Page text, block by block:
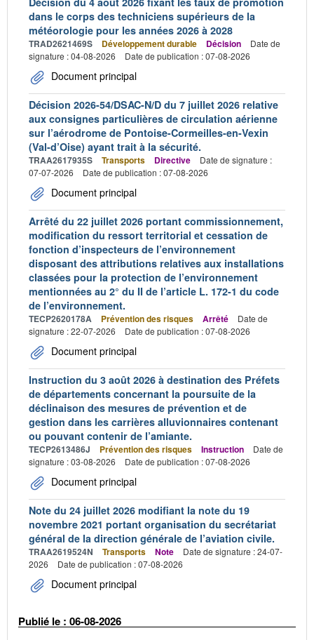
dans le corps des techniciens supérieurs de la
météorologie pour les années 2026 à 2028
TRAD2621469S Développement durable Décision
Date de
signature : 04-08-2026
Date de publication : 07-08-2026
Document principal
Décision 2026-54/DSAC-N/D du 7 juillet 2026 relative
aux consignes particulières de circulation aérienne
sur l’aérodrome de Pontoise-Cormeilles-en-Vexin
(Val-d’Oise) ayant trait à la sécurité.
TRAA2617935S Transports Directive
Date de signature :
07-07-2026
Date de publication : 07-08-2026
Document principal
Arrêté du 22 juillet 2026 portant commissionnement,
modification du ressort territorial et cessation de
fonction d’inspecteurs de l’environnement
disposant des attributions relatives aux installations
classées pour la protection de l’environnement
mentionnées au 2° du II de l’article L. 172-1 du code
de l’environnement.
TECP2620178A Prévention des risques Arrêté
Date de
signature : 22-07-2026
Date de publication : 07-08-2026
Document principal
Instruction du 3 août 2026 à destination des Préfets
de départements concernant la poursuite de la
déclinaison des mesures de prévention et de
gestion dans les carrières alluvionnaires contenant
ou pouvant contenir de l’amiante.
TECP2613486J Prévention des risques Instruction
Date de
signature : 03-08-2026
Date de publication : 07-08-2026
Document principal
Note du 24 juillet 2026 modifiant la note du 19
novembre 2021 portant organisation du secrétariat
général de la direction générale de l’aviation civile.
TRAA2619524N Transports Note
Date de signature : 24-07-
2026
Date de publication : 07-08-2026
Document principal
Publié le : 06-08-2026